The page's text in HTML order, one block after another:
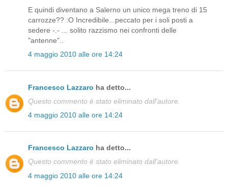
E quindi diventano a Salerno un unico mega treno di 15
carrozze?? :O Incredibile...peccato per i soli posti a
sedere -.- ... solito razzismo nei confronti delle
"antenne"..
4 maggio 2010 alle ore 14:24
Francesco Lazzaro ha detto...
Questo commento è stato eliminato dall'autore.
4 maggio 2010 alle ore 14:24
Francesco Lazzaro ha detto...
Questo commento è stato eliminato dall'autore.
4 maggio 2010 alle ore 14:24